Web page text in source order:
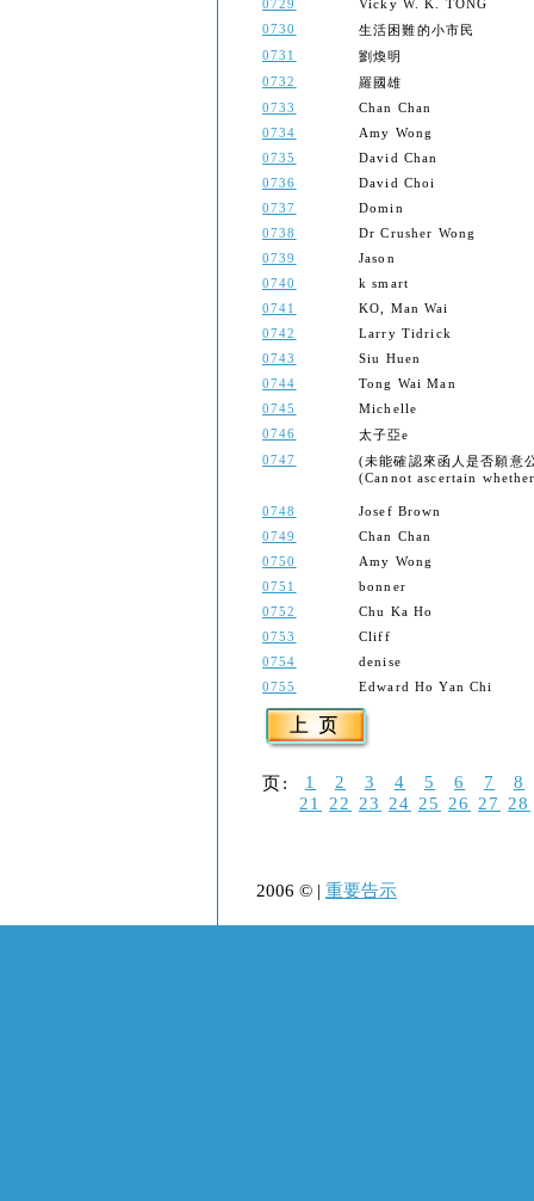
0729
Vicky W. K. TONG
0730
生活困難的小市民
0731
劉煥明
0732
羅國雄
0733
Chan Chan
0734
Amy Wong
0735
David Chan
0736
David Choi
0737
Domin
0738
Dr Crusher Wong
0739
Jason
0740
k smart
0741
KO, Man Wai
0742
Larry Tidrick
0743
Siu Huen
0744
Tong Wai Man
0745
Michelle
0746
太子亞e
0747
(未能確認來函人是否願意
(Cannot ascertain
0748
Josef Brown
0749
Chan Chan
0750
Amy Wong
0751
bonner
0752
Chu Ka Ho
0753
Cliff
0754
denise
0755
Edward Ho Yan Chi
页: 1 2 3 4 5 6 7
8
21
22 23 24 25 26 27 28
2006 © | 重要告示